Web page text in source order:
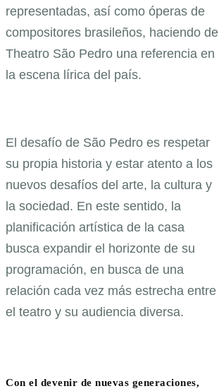
representadas, así como óperas de
compositores brasileños, haciendo de
Theatro São Pedro una referencia en
la escena lírica del país.
El desafío de São Pedro es respetar
su propia historia y estar atento a los
nuevos desafíos del arte, la cultura y
la sociedad. En este sentido, la
planificación artística de la casa
busca expandir el horizonte de su
programación, en busca de una
relación cada vez más estrecha entre
el teatro y su audiencia diversa.
Con el devenir de nuevas generaciones,